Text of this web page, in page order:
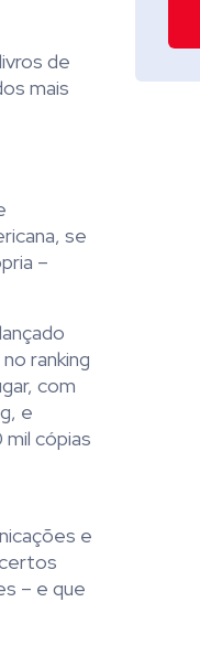
de
mais
se
–
ranking
com
e
mil cópias
e
– e que